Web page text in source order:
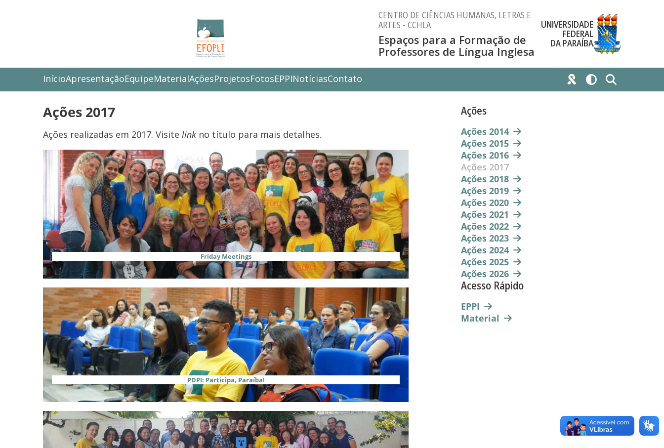
CENTRO DE CIÊNCIAS HUMANAS, LETRAS E
ARTES - CCHLA
Espaços para a Formação de
Professores de Língua Inglesa
UNIVERSIDADE
FEDERAL
DA PARAÍBA
InícioApresentaçãoEquipeMaterialAçõesProjetosFotosEPPINotíciasContato
Ações
Ações 2014
Ações 2015
Ações 2016
Ações 2017
Ações 2018
Ações 2019
Ações 2020
Ações 2021
Ações 2022
Ações 2023
Ações 2024
Ações 2025
Ações 2026
Acesso Rápido
EPPI
Material
Ações 2017
Ações realizadas em 2017. Visite link no título para mais detalhes.
Friday Meetings
PDPI: Participa, Paraíba!